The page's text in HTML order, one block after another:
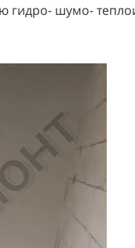
гидро- шумо-